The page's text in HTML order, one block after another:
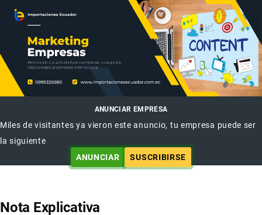
ANUNCIAR EMPRESA
Miles de visitantes ya vieron este anuncio, tu empresa puede ser
la siguiente
ANUNCIAR
SUSCRIBIRSE
Nota Explicativa